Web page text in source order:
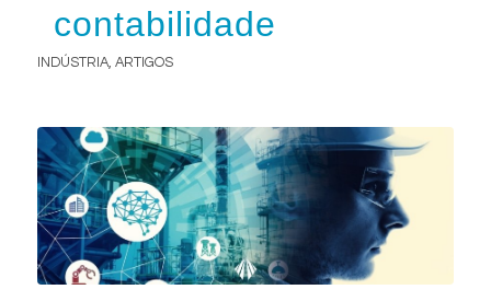
contabilidade
INDÚSTRIA, ARTIGOS